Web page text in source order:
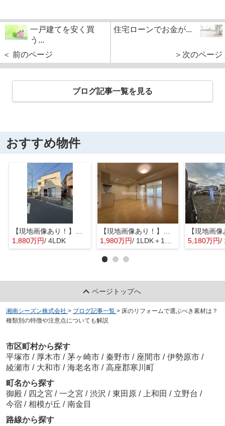
一戸建てを安く買
う...
＜ 前のページ
住宅ローンでお金が...
＞次のページ
ブログ記事一覧を見る
おすすめ物件
1,880万円/ 4LDK
1,980万円/ 1LDK＋1S(納戸) 5,180万円/
ページトップへ
湘南シーズン株式会社 > ブログ記事一覧 > 床のリフォームで選ぶべき素材は？
種類別の特徴や注意点についても解説
市区町村から探す
平塚市 / 厚木市 / 茅ヶ崎市 / 秦野市 / 座間市 / 伊勢原市 /
綾瀬市 / 大和市 / 海老名市 / 高座郡寒川町
町名から探す
御殿 / 四之宮 / 一之宮 / 渋沢 / 東田原 / 上和田 / 立野台 /
今宿 / 相模が丘 / 南金目
路線から探す